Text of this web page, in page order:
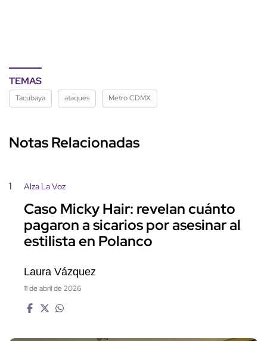
TEMAS
Tacubaya ataques Metro CDMX
Notas Relacionadas
1 Alza La Voz
Caso Micky Hair: revelan cuánto
pagaron a sicarios por asesinar al
estilista en Polanco
Laura Vázquez
11 de abril de 2026